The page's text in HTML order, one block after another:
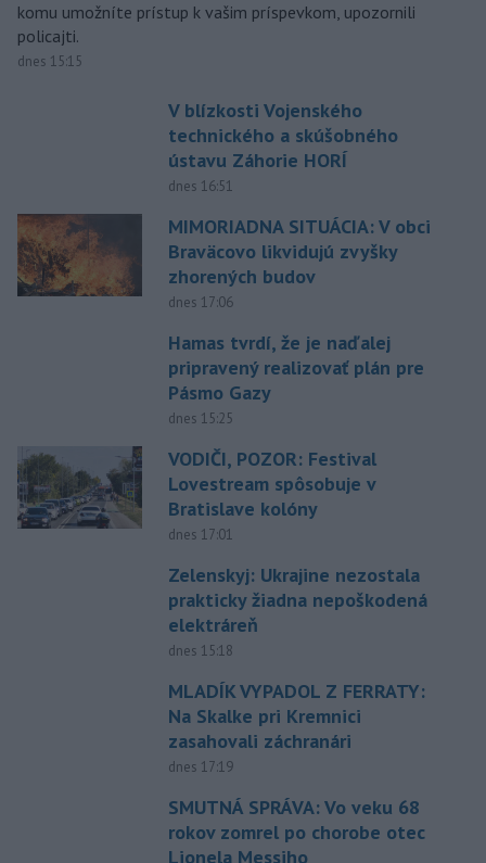
komu umožníte prístup k vašim príspevkom, upozornili
policajti.
dnes 15:15
V blízkosti Vojenského
technického a skúšobného
ústavu Záhorie HORÍ
dnes 16:51
MIMORIADNA SITUÁCIA: V obci
Braväcovo likvidujú zvyšky
zhorených budov
dnes 17:06
Hamas tvrdí, že je naďalej
pripravený realizovať plán pre
Pásmo Gazy
dnes 15:25
VODIČI, POZOR: Festival
Lovestream spôsobuje v
Bratislave kolóny
dnes 17:01
Zelenskyj: Ukrajine nezostala
prakticky žiadna nepoškodená
elektráreň
dnes 15:18
MLADÍK VYPADOL Z FERRATY:
Na Skalke pri Kremnici
zasahovali záchranári
dnes 17:19
SMUTNÁ SPRÁVA: Vo veku 68
rokov zomrel po chorobe otec
Lionela Messiho